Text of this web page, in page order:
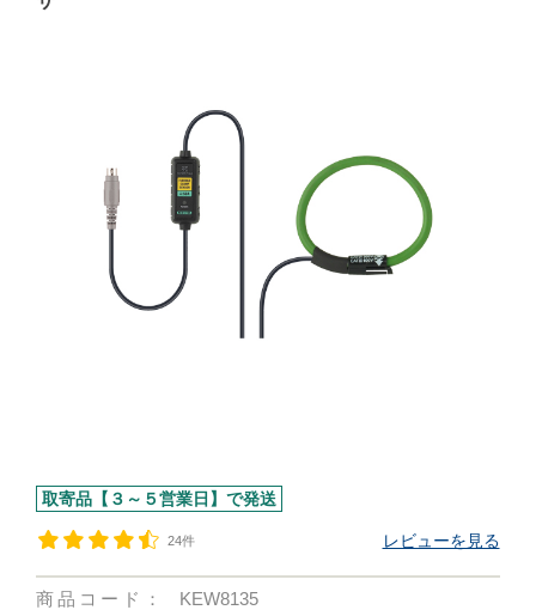
取寄品【３～５営業日】で発送
24件 レビューを見る
商品コード：
KEW8135